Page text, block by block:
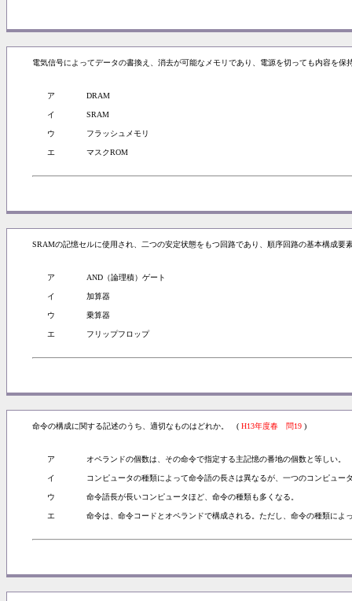
電気信号によってデータの書換え、消去が可能なメモリであり、電源を切っても内容を
ア DRAM
イ SRAM
ウ フラッシュメモリ
エ マスクROM
SRAMの記憶セルに使用され、二つの安定状態をもつ回路であり、順序回路の基本構成
ア AND（論理積）ゲート
イ 加算器
ウ 乗算器
エ フリップフロップ
命令の構成に関する記述のうち、適切なものはどれか。 ( H13年度春 問19 )
ア オペランドの個数は、その命令で指定する主記憶の番地の個数と等しい。
イ コンピュータの種類によって命令語の長さは異なるが、一つのコンピュー
ウ 命令語長が長いコンピュータほど、命令の種類も多くなる。
エ 命令は、命令コードとオペランドで構成される。ただし、命令の種類によ